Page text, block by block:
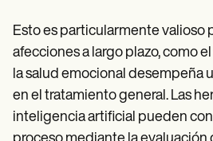
Esto es particularmente valioso
afecciones a largo plazo, como
la salud emocional desempeña
en el tratamiento general. Las
inteligencia artificial pueden